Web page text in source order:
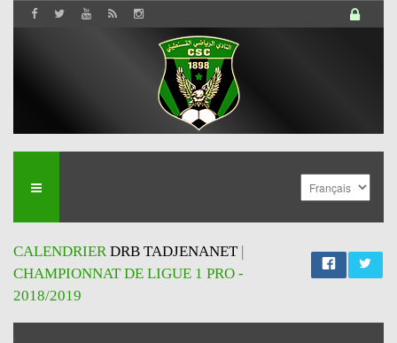
CALENDRIERDRB TADJENANET|
CHAMPIONNAT DE LIGUE 1 PRO -
2018/2019